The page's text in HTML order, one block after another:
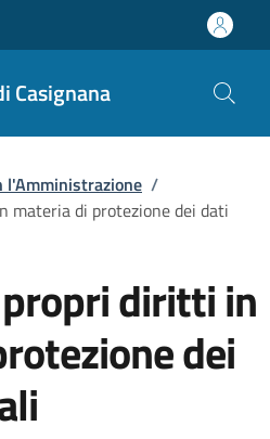
Casignana
l'Amministrazione /
materia di protezione dei dati
diritti in
dei